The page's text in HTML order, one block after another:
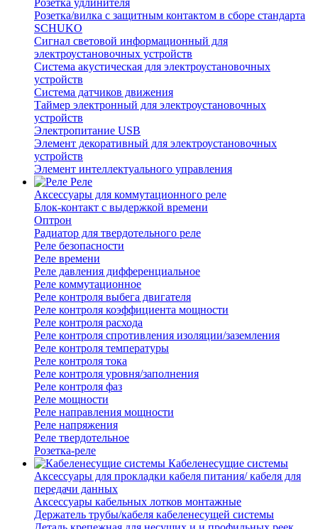
Розетка удлинителя
Розетка/вилка с защитным контактом в сборе стандарта
SCHUKO
Сигнал световой информационный для
электроустановочных устройств
Система акустическая для электроустановочных
устройств
Система датчиков движения
Таймер электронный для электроустановочных
устройств
Электропитание USB
Элемент декоративный для электроустановочных
устройств
Элемент интеллектуального управления
Реле
Аксессуары для коммутационного реле
Блок-контакт с выдержкой времени
Оптрон
Радиатор для твердотельного реле
Реле безопасности
Реле времени
Реле давления дифференциальное
Реле коммутационное
Реле контроля выбега двигателя
Реле контроля коэффициента мощности
Реле контроля расхода
Реле контроля спротивления изоляции/заземления
Реле контроля температуры
Реле контроля тока
Реле контроля уровня/заполнения
Реле контроля фаз
Реле мощности
Реле направления мощности
Реле напряжения
Реле твердотельное
Розетка-реле
Кабеленесущие системы
Аксессуары для прокладки кабеля питания/ кабеля для
передачи данных
Аксессуары кабельных лотков монтажные
Держатель трубы/кабеля кабеленесущей системы